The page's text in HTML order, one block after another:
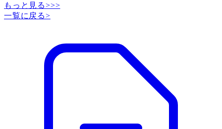
もっと見る>>>
一覧に戻る>